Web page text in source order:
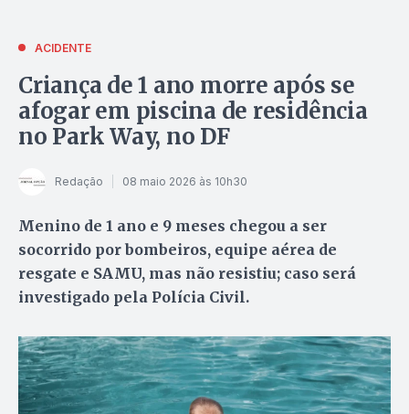
ACIDENTE
Criança de 1 ano morre após se
afogar em piscina de residência
no Park Way, no DF
Redação 08 maio 2026 às 10h30
Menino de 1 ano e 9 meses chegou a ser
socorrido por bombeiros, equipe aérea de
resgate e SAMU, mas não resistiu; caso será
investigado pela Polícia Civil.